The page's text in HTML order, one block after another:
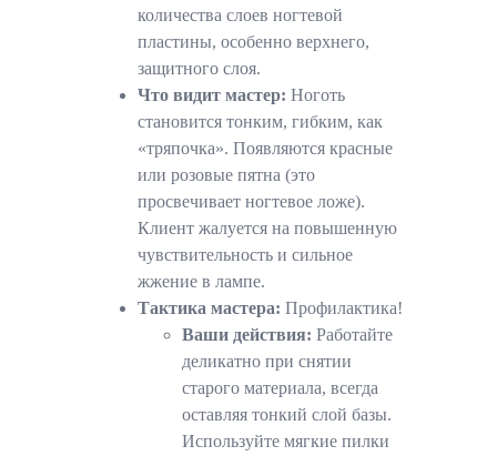
количества слоев ногтевой
пластины, особенно верхнего,
защитного слоя.
Что видит мастер: Ноготь
становится тонким, гибким, как
«тряпочка». Появляются красные
или розовые пятна (это
просвечивает ногтевое ложе).
Клиент жалуется на повышенную
чувствительность и сильное
жжение в лампе.
Тактика мастера: Профилактика!
Ваши действия: Работайте
деликатно при снятии
старого материала, всегда
оставляя тонкий слой базы.
Используйте мягкие пилки